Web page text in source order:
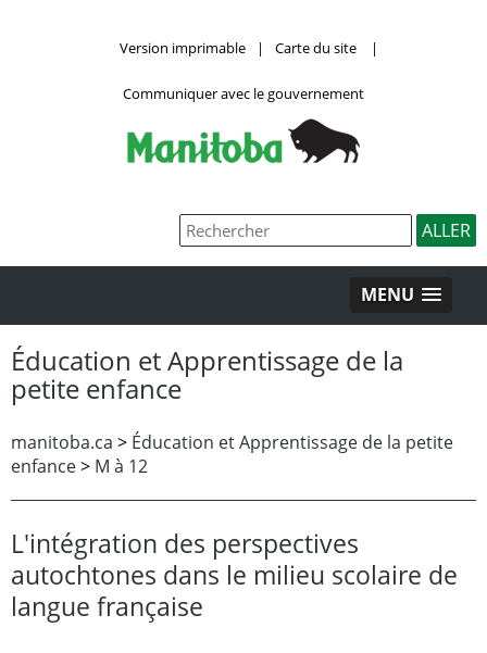
Version imprimable | Carte du site |
Communiquer avec le gouvernement
MENU
Éducation et Apprentissage de la
petite enfance
manitoba.ca > Éducation et Apprentissage de la petite
enfance> M à 12
L'intégration des perspectives
autochtones dans le milieu scolaire de
langue française